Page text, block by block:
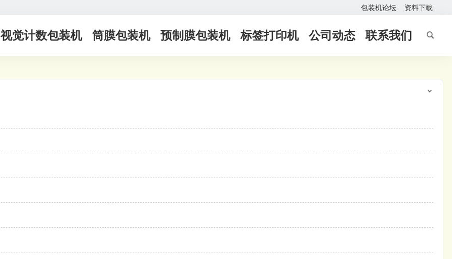
包装机论坛 资料下载
视觉计数包装机 筒膜包装机 预制膜包装机 标签打印机 公司动态 联系我们